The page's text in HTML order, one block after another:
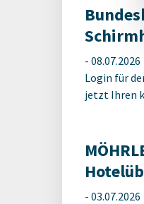
- 08.07.2026
Login für
jetzt Ihren
- 03.07.2026